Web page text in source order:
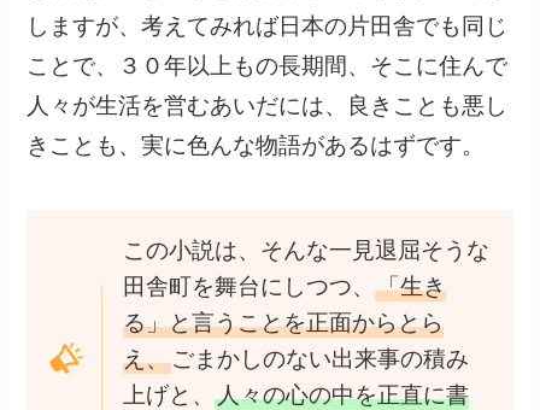
しますが、考えてみれば日本の片田舎でも同じ
ことで、３０年以上もの長期間、そこに住んで
人々が生活を営むあいだには、良きことも悪し
きことも、実に色んな物語があるはずです。
この小説は、そんな一見退屈そうな
田舎町を舞台にしつつ、「生き
る」と言うことを正面からとら
え、ごまかしのない出来事の積み
上げと、人々の心の中を正直に書